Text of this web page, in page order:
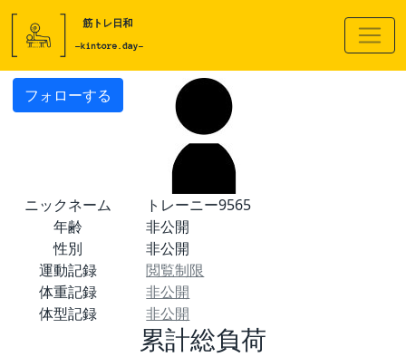
フォローする
ニックネーム
トレーニー9565
年齢
非公開
性別
非公開
運動記録
閲覧制限
体重記録
非公開
体型記録
非公開
累計総負荷